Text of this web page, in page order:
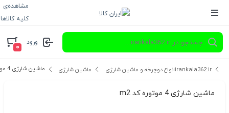
مشاهده‌ی
کلیه کالاها
ورود
۰
irankala362.irانواع دوچرخه و ماشین شارژی ماشین شارژی ماشین شارژی 4 موتوره کد m2
ماشین شارژی 4 موتوره کد m2